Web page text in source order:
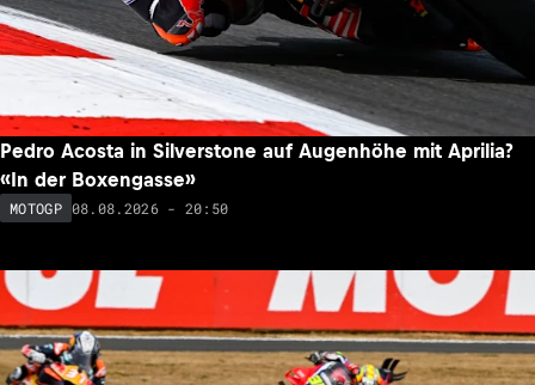
Pedro Acosta in Silverstone auf Augenhöhe mit Aprilia?
«In der Boxengasse»
MOTOGP 08.08.2026 - 20:50